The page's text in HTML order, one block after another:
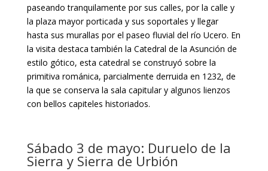
paseando tranquilamente por sus calles, por la calle y
la plaza mayor porticada y sus soportales y llegar
hasta sus murallas por el paseo fluvial del rí­o Ucero. En
la visita destaca también la Catedral de la Asunción de
estilo gótico, esta catedral se construyó sobre la
primitiva románica, parcialmente derruida en 1232, de
la que se conserva la sala capitular y algunos lienzos
con bellos capiteles historiados.
Sábado 3 de mayo: Duruelo de la
Sierra y Sierra de Urbión